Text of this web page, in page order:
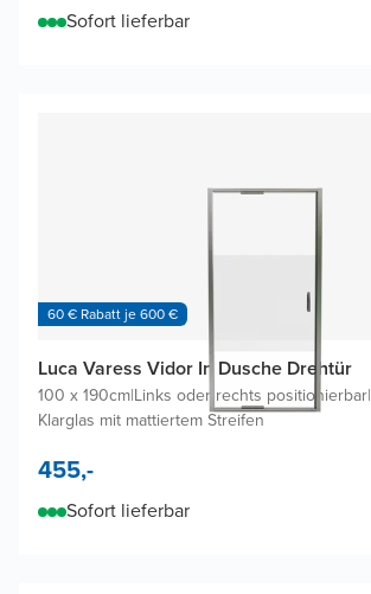
Sofort lieferbar
60 € Rabatt je 600 €
Luca Varess Vidor In Dusche Drehtür
100 x 190cm|Links oder rechts positionierbar|
Klarglas mit mattiertem Streifen
455,-
Sofort lieferbar